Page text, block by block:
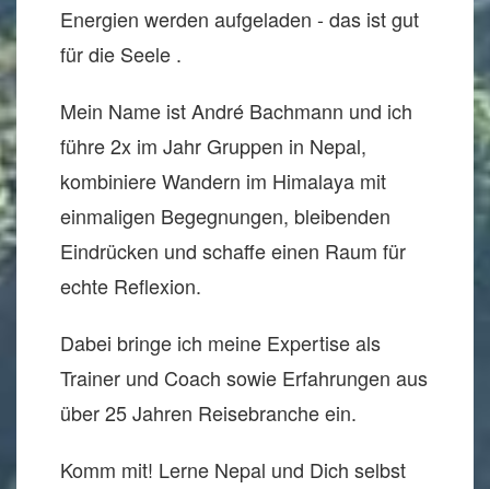
Energien werden aufgeladen - das ist gut
für die Seele .
Mein Name ist André Bachmann und ich
führe 2x im Jahr Gruppen in Nepal,
kombiniere Wandern im Himalaya mit
einmaligen Begegnungen, bleibenden
Eindrücken und schaffe einen Raum für
echte Reflexion.
Dabei bringe ich meine Expertise als
Trainer und Coach sowie Erfahrungen aus
über 25 Jahren Reisebranche ein.
Komm mit! Lerne Nepal und Dich selbst